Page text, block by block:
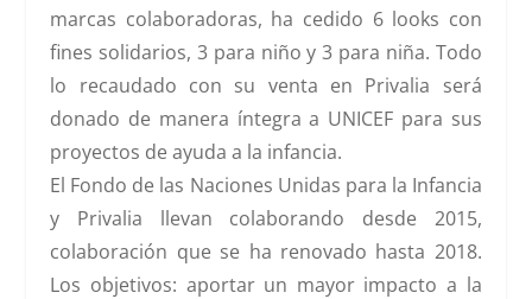
marcas colaboradoras, ha cedido 6 looks con
fines solidarios, 3 para niño y 3 para niña. Todo
lo recaudado con su venta en Privalia será
donado de manera íntegra a UNICEF para sus
proyectos de ayuda a la infancia.
El Fondo de las Naciones Unidas para la Infancia
y Privalia llevan colaborando desde 2015,
colaboración que se ha renovado hasta 2018.
Los objetivos: aportar un mayor impacto a la